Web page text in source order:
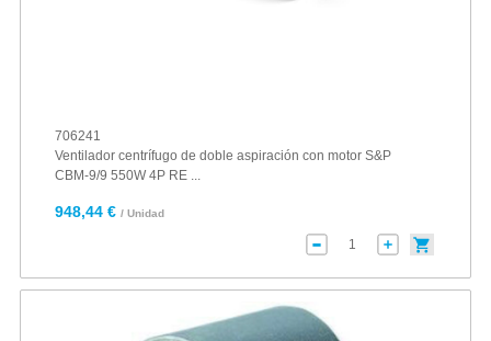
706241
Ventilador centrífugo de doble aspiración con motor S&P
CBM-9/9 550W 4P RE ...
948,44 € / Unidad